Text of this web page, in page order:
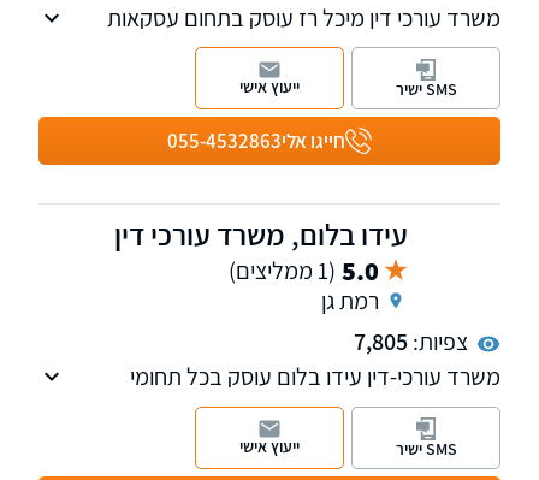
משרד עורכי דין מיכל רז עוסק בתחום עסקאות
נדל"ן:
ייצוג ברכישה/ מכירה של נכסים/ דירות, התחדשות
עירונית, ייצוג רוכשי דירות חדשות מקבלנים, חוזים,
פינוי שוכרים, הסכמי שיתוף, פירוק שיתוף, פינוי
בינוי, מיסוי מקרקעין ותכנוני מס
חייגו אלי055-4532863
SMS ישיר ייעוץ אישי
עידו בלום, משרד עורכי דין
5.0 (1 ממליצים)
רמת גן
צפיות:7,805
משרד עורכי-דין עידו בלום עוסק בכל תחומי
המשפט המנהלי והציבורי - עתירות לבג"ץ, עתירות
מנהליות, ייצוג מול משרדי ממשלה ורשויות ציבוריות
ועוד SMS ישיר ייעוץ אישי